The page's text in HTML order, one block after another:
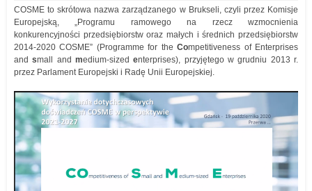
COSME to skrótowa nazwa zarządzanego w Brukseli, czyli przez Komisje
Europejską, „Programu ramowego na rzecz wzmocnienia
konkurencyjności przedsiębiorstw oraz małych i średnich przedsiębiorstw
2014-2020 COSME” (Programme for theCompetitiveness of Enterprises
andsmall andmedium-sizedenterprises), przyjętego w grudniu 2013 r.
przez Parlament Europejski i Radę Unii Europejskiej.